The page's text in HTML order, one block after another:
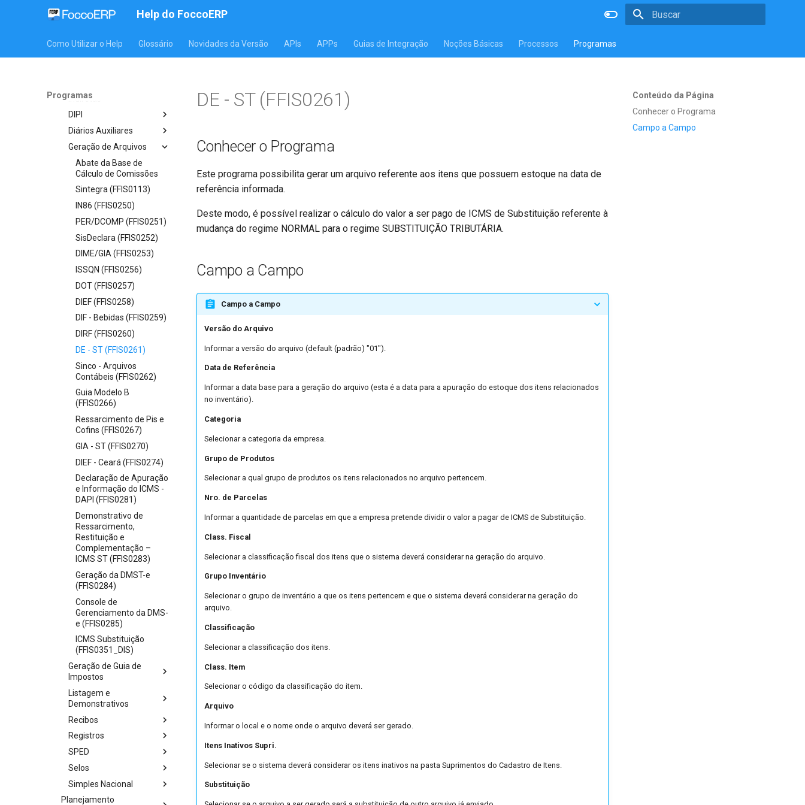
Help do FoccoERP
Como Utilizar o Help Glossário Novidades da Versão APIs APPs Guias de Integração Noções Básicas Processos Programas
Programas
LACS (FFIS0359)
Apurações
Indiretas
DIPI
Diários Auxiliares
Geração de Arquivos
Abate da Base de
Cálculo de Comissões
Sintegra (FFIS0113)
IN86 (FFIS0250)
PER/DCOMP (FFIS0251)
SisDeclara (FFIS0252)
DIME/GIA (FFIS0253)
ISSQN (FFIS0256)
DOT (FFIS0257)
DIEF (FFIS0258)
DIF - Bebidas (FFIS0259)
DIRF (FFIS0260)
DE - ST (FFIS0261)
Sinco - Arquivos
Contábeis (FFIS0262)
Guia Modelo B
(FFIS0266)
Ressarcimento de Pis e
Cofins (FFIS0267)
GIA - ST (FFIS0270)
DIEF - Ceará (FFIS0274)
Declaração de Apuração
e Informação do ICMS -
DAPI (FFIS0281)
Demonstrativo de
Ressarcimento,
Restituição e
Complementação –
ICMS ST (FFIS0283)
Geração da DMST-e
(FFIS0284)
Console de
Gerenciamento da DMS-
e (FFIS0285)
ICMS Substituição
(FFIS0351_DIS)
Geração de Guia de
Impostos
Listagem e
Demonstrativos
Recibos
Registros
SPED
Selos
Simples Nacional
Planejamento
Conteúdo da Página
Conhecer o Programa
Campo a Campo
DE - ST (FFIS0261)
Conhecer o Programa
Este programa possibilita gerar um arquivo referente aos itens que possuem estoque na data de
referência informada.
Deste modo, é possível realizar o cálculo do valor a ser pago de ICMS de Substituição referente à
mudança do regime NORMAL para o regime SUBSTITUIÇÃO TRIBUTÁRIA.
Campo a Campo
Campo a Campo
Versão do Arquivo
Informar a versão do arquivo (default (padrão) "01").
Data de Referência
Informar a data base para a geração do arquivo (esta é a data para a apuração do estoque dos itens relacionados
no inventário).
Categoria
Selecionar a categoria da empresa.
Grupo de Produtos
Selecionar a qual grupo de produtos os itens relacionados no arquivo pertencem.
Nro. de Parcelas
Informar a quantidade de parcelas em que a empresa pretende dividir o valor a pagar de ICMS de Substituição.
Class. Fiscal
Selecionar a classificação fiscal dos itens que o sistema deverá considerar na geração do arquivo.
Grupo Inventário
Selecionar o grupo de inventário a que os itens pertencem e que o sistema deverá considerar na geração do
arquivo.
Classificação
Selecionar a classificação dos itens.
Class. Item
Selecionar o código da classificação do item.
Arquivo
Informar o local e o nome onde o arquivo deverá ser gerado.
Itens Inativos Supri.
Selecionar se o sistema deverá considerar os itens inativos na pasta Suprimentos do Cadastro de Itens.
Substituição